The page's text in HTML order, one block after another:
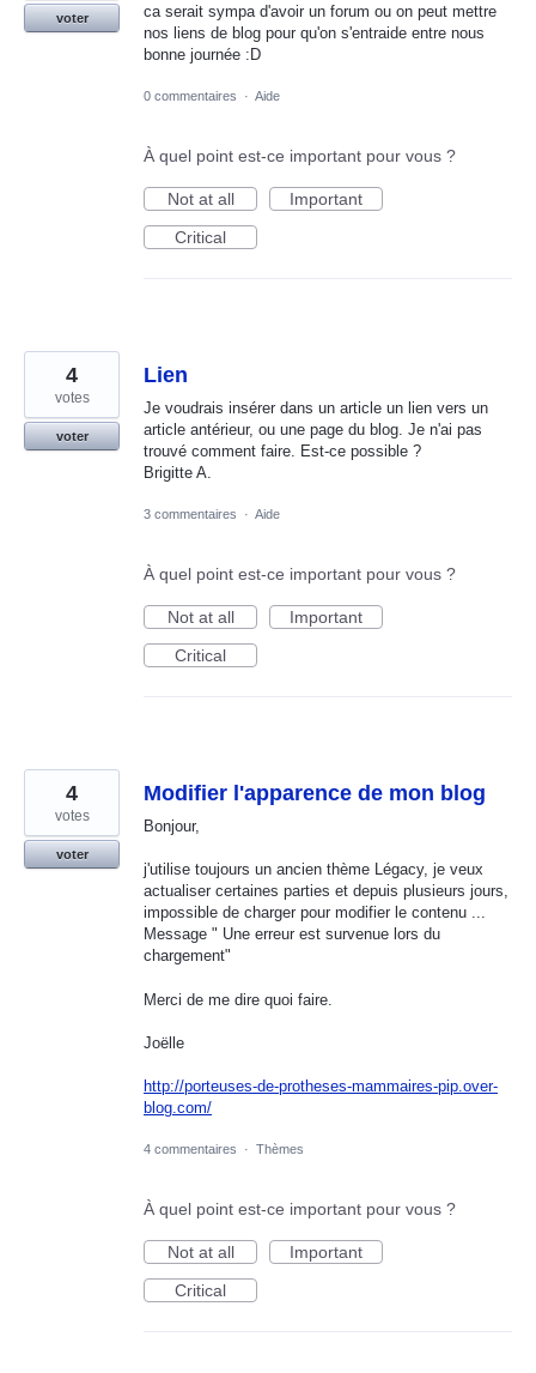
ca serait sympa d'avoir un forum ou on peut mettre
nos liens de blog pour qu'on s'entraide entre nous
bonne journée :D
voter
0 commentaires · Aide
À quel point est-ce important pour vous ?
Not at all
Important
Critical
Lien
Je voudrais insérer dans un article un lien vers un
article antérieur, ou une page du blog. Je n'ai pas
trouvé comment faire. Est-ce possible ?
Brigitte A.
4
votes
voter
3 commentaires · Aide
À quel point est-ce important pour vous ?
Not at all
Important
Critical
Modifier l'apparence de mon blog
Bonjour,
j'utilise toujours un ancien thème Légacy, je veux
actualiser certaines parties et depuis plusieurs jours,
impossible de charger pour modifier le contenu ...
Message " Une erreur est survenue lors du
chargement"
Merci de me dire quoi faire.
Joëlle
http://porteuses-de-protheses-mammaires-pip.over-
blog.com/
4
votes
voter
4 commentaires · Thèmes
À quel point est-ce important pour vous ?
Not at all
Important
Critical